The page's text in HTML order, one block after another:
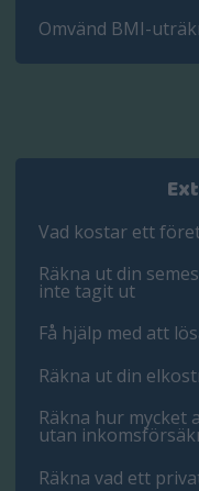
Omvänd BMI-
Vad kostar ett
Räkna ut din
inte tagit ut
Få hjälp med att
Räkna ut din
Räkna hur mycket
utan
Räkna vad ett